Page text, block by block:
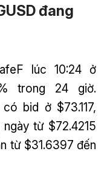
đang
lúc 10:24 ở
trong 24 giờ.
bid ở $73.117,
từ $72.4215
từ $31.6397 đến